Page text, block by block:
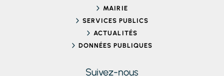
MAIRIE
SERVICES PUBLICS
ACTUALITÉS
DONNÉES PUBLIQUES
Suivez-nous